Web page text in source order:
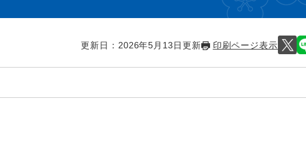
更新日：2026年5月13日更新 印刷ページ表示